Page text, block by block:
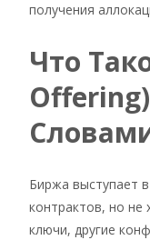
получения
Что
Биржа выступает
контрактов, но не
ключи, другие